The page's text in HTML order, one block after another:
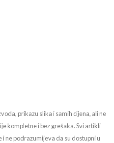
prikazu slika i samih cijena, ali ne
kompletne i bez grešaka. Svi artikli
ne podrazumijeva da su dostupni u